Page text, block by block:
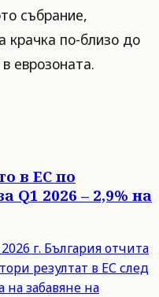
събрание,
по-близо до
еврозоната.
в ЕС по
Q1 2026 – 2,9% на
г. България отчита
резултат в ЕС след
на забавяне на